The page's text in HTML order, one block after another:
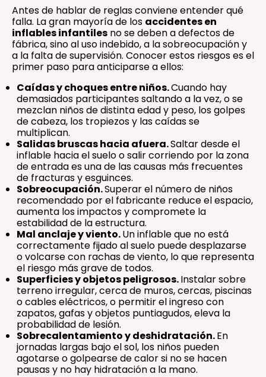
Antes de hablar de reglas conviene entender qué
falla. La gran mayoría de los accidentes en
inflables infantiles no se deben a defectos de
fábrica, sino al uso indebido, a la sobreocupación y
a la falta de supervisión. Conocer estos riesgos es el
primer paso para anticiparse a ellos:
Caídas y choques entre niños.Cuando hay
demasiados participantes saltando a la vez, o se
mezclan niños de distinta edad y peso, los golpes
de cabeza, los tropiezos y las caídas se
multiplican.
Salidas bruscas hacia afuera.Saltar desde el
inflable hacia el suelo o salir corriendo por la zona
de entrada es una de las causas más frecuentes
de fracturas y esguinces.
Sobreocupación.Superar el número de niños
recomendado por el fabricante reduce el espacio,
aumenta los impactos y compromete la
estabilidad de la estructura.
Mal anclaje y viento.Un inflable que no está
correctamente fijado al suelo puede desplazarse
o volcarse con rachas de viento, lo que representa
el riesgo más grave de todos.
Superficies y objetos peligrosos.Instalar sobre
terreno irregular, cerca de muros, cercas, piscinas
o cables eléctricos, o permitir el ingreso con
zapatos, gafas y objetos puntiagudos, eleva la
probabilidad de lesión.
Sobrecalentamiento y deshidratación.En
jornadas largas bajo el sol, los niños pueden
agotarse o golpearse de calor si no se hacen
pausas y no hay hidratación a la mano.